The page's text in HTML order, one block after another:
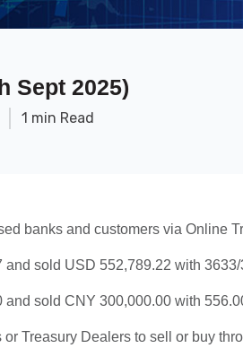
Sept 2025)
1 min Read
banks and customers via Online
sold USD 552,789.22 with
sold CNY 300,000.00 with
Treasury Dealers to sell or buy